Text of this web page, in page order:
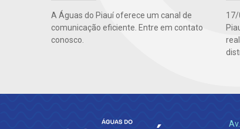
A Águas do Piauí oferece um canal de
comunicação eficiente. Entre em contato
conosco.
17/